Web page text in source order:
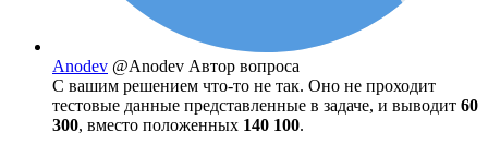
Anodev @Anodev Автор вопроса
C вашим решением что-то не так. Оно не проходит
тестовые данные представленные в задаче, и выводит 60
300, вместо положенных 140 100.